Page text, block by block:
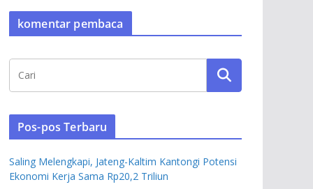
komentar pembaca
Pos-pos Terbaru
Saling Melengkapi, Jateng-Kaltim Kantongi Potensi
Ekonomi Kerja Sama Rp20,2 Triliun